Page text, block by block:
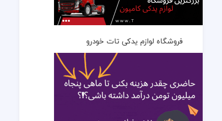
فروشگاه لوازم یدکی تات خودرو